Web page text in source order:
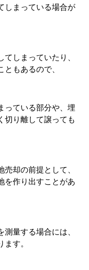
しまっている場合が
しまっていたり、
もあるので、
っている部分や、埋
切り離して譲っても
却の前提として、
を作り出すことがあ
量する場合には、
す。